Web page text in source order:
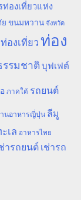
ท่องเที่ยวแห่ง
ขนมหวาน จังหวัด
ท่องเที่ยวท่อง
รรมชาติ บุฟเฟต์
ภาคใต้ รถยนต์
นอาหารญี่ปุ่น ลีมู
เล อาหารไทย
ารถยนต์ เช่ารถ